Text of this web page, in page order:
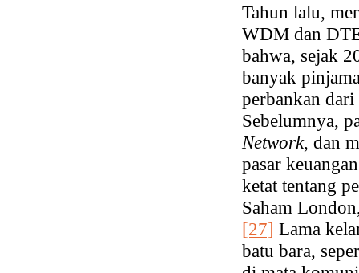
Tahun lalu,
WDM dan
bahwa, sejak
banyak
perbankan
Sebelumnya,
Network, dan
pasar
ketat tentang
Saham
[27] Lama
batu bara,